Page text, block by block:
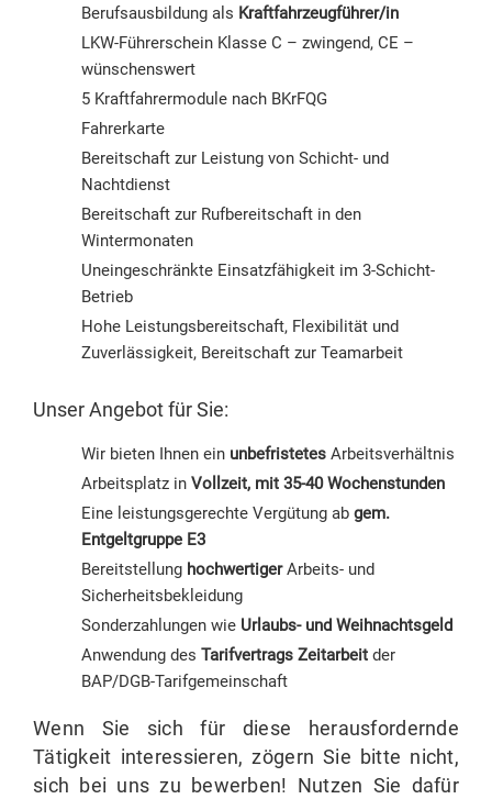
Berufsausbildung als Kraftfahrzeugführer/in
LKW-Führerschein Klasse C – zwingend, CE –
wünschenswert
5 Kraftfahrermodule nach BKrFQG
Fahrerkarte
Bereitschaft zur Leistung von Schicht- und
Nachtdienst
Bereitschaft zur Rufbereitschaft in den
Wintermonaten
Uneingeschränkte Einsatzfähigkeit im 3-Schicht-
Betrieb
Hohe Leistungsbereitschaft, Flexibilität und
Zuverlässigkeit, Bereitschaft zur Teamarbeit
Unser Angebot für Sie:
Wir bieten Ihnen ein unbefristetes Arbeitsverhältnis
Arbeitsplatz in Vollzeit, mit 35-40 Wochenstunden
Eine leistungsgerechte Vergütung ab gem.
Entgeltgruppe E3
Bereitstellung hochwertigerArbeits- und
Sicherheitsbekleidung
Sonderzahlungen wie Urlaubs- und Weihnachtsgeld
Anwendung des Tarifvertrags Zeitarbeit der
BAP/DGB-Tarifgemeinschaft
Wenn Sie sich für diese herausfordernde
Tätigkeit interessieren, zögern Sie bitte nicht,
sich bei uns zu bewerben! Nutzen Sie dafür